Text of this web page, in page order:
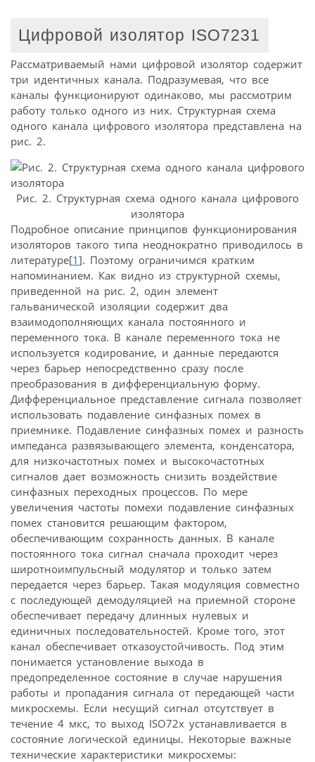
Цифровой изолятор ISO7231
Рассматриваемый нами цифровой изолятор содержит
три идентичных канала. Подразумевая, что все
каналы функционируют одинаково, мы рассмотрим
работу только одного из них. Структурная схема
одного канала цифрового изолятора представлена на
рис. 2.
Рис. 2. Структурная схема одного канала цифрового
изолятора
Подробное описание принципов функционирования
изоляторов такого типа неоднократно приводилось в
литературе[1]. Поэтому ограничимся кратким
напоминанием. Как видно из структурной схемы,
приведенной на рис. 2, один элемент
гальванической изоляции содержит два
взаимодополняющих канала постоянного и
переменного тока. В канале переменного тока не
используется кодирование, и данные передаются
через барьер непосредственно сразу после
преобразования в дифференциальную форму.
Дифференциальное представление сигнала позволяет
использовать подавление синфазных помех в
приемнике. Подавление синфазных помех и разность
импеданса развязывающего элемента, конденсатора,
для низкочастотных помех и высокочастотных
сигналов дает возможность снизить воздействие
синфазных переходных процессов. По мере
увеличения частоты помехи подавление синфазных
помех становится решающим фактором,
обеспечивающим сохранность данных. В канале
постоянного тока сигнал сначала проходит через
широтноимпульсный модулятор и только затем
передается через барьер. Такая модуляция совместно
с последующей демодуляцией на приемной стороне
обеспечивает передачу длинных нулевых и
единичных последовательностей. Кроме того, этот
канал обеспечивает отказоустойчивость. Под этим
понимается установление выхода в
предопределенное состояние в случае нарушения
работы и пропадания сигнала от передающей части
микросхемы. Если несущий сигнал отсутствует в
течение 4 мкс, то выход ISO72x устанавливается в
состояние логической единицы. Некоторые важные
технические характеристики микросхемы: